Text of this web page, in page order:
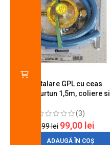
Kit instalare GPL cu ceas
butelie, furtun 1,5m, coliere si
(3)
120,99lei 99,00 lei
ADAUGĂ ÎN COȘ